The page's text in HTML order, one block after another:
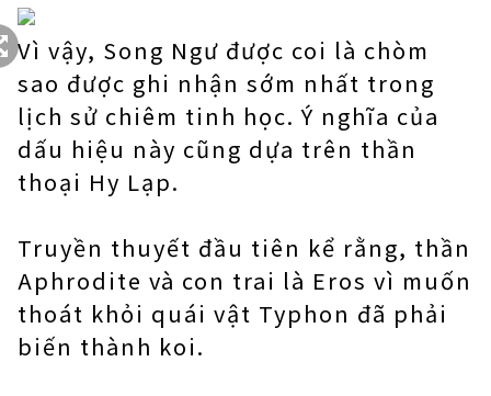
Vì vậy, Song Ngư được coi là chòm
sao được ghi nhận sớm nhất trong
lịch sử chiêm tinh học. Ý nghĩa của
dấu hiệu này cũng dựa trên thần
thoại Hy Lạp.
Truyền thuyết đầu tiên kể rằng, thần
Aphrodite và con trai là Eros vì muốn
thoát khỏi quái vật Typhon đã phải
biến thành koi.